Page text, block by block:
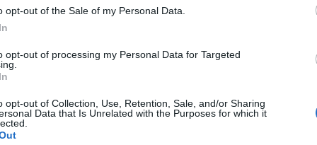
opt-out of the Sale of my Personal Data.
opt-out of processing my Personal Data for Targeted
opt-out of Collection, Use, Retention, Sale, and/or Sharing
Data that Is Unrelated with the Purposes for which it
in Medio
Reserve. Scopri…
legali: cosa sta